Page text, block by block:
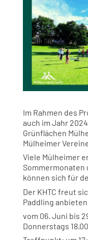
Im Rahmen des
auch im Jahr
Grünflächen
Mülheimer
Viele Mülheimer
können sich für
Der KHTC freut
Paddling anbieten
vom 06. Juni bis
Donnerstags